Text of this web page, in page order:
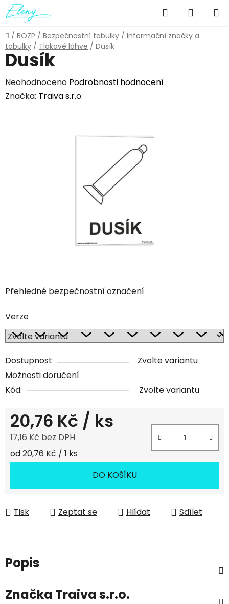
Přejít
na
obsah
Hledat
KOŠÍK
Domů
/ BOZP / Bezpečnostní tabulky / Informační značky a
tabulky / Tlakové láhve / Dusík
Přehledné bezpečnostní označení
Verze
Dostupnost
Zvolte variantu
Možnosti doručení
Kód:
Zvolte variantu
20,76 Kč / ks
17,16 Kč bez DPH
Měrná cena:
od 20,76 Kč / 1 ks
DO KOŠÍKU
Tisk Zeptat se Hlídat Sdílet
Dusík
Průměrné
hodnocení
Neohodnoceno Podrobnosti hodnocení
Značka: Traiva s.r.o.
Popis
Značka Traiva s.r.o.